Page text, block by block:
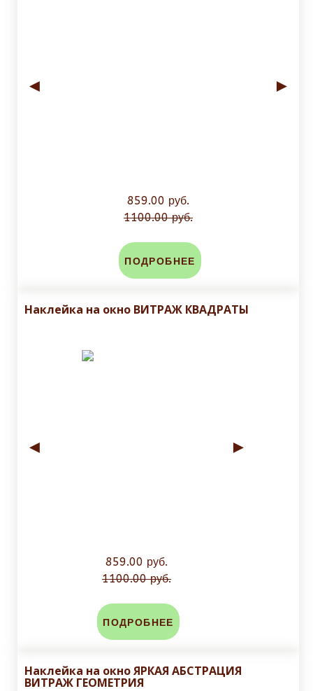
◄ ►
859.00 руб.
1100.00 руб.
ПОДРОБНЕЕ
Наклейка на окно ВИТРАЖ КВАДРАТЫ
◄ ►
859.00 руб.
1100.00 руб.
ПОДРОБНЕЕ
Наклейка на окно ЯРКАЯ АБСТРАЦИЯ
ВИТРАЖ ГЕОМЕТРИЯ